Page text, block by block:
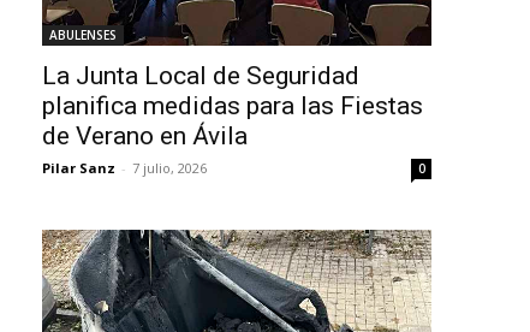
ABULENSES
La Junta Local de Seguridad
planifica medidas para las Fiestas
de Verano en Ávila
Pilar Sanz - 7 julio, 2026 0